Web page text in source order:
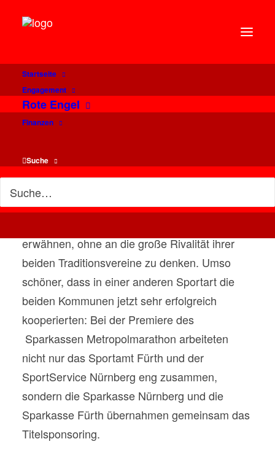
Startseite
Engagement
Rote Engel
Finanzen
Suche
Kleeblatt und Kaiserburg
als Dreamteam beim
Metropolmarathon
Zumindest für Fußballfans ist es schwierig die
erwähnen, ohne an die große Rivalität ihrer
beiden Traditionsvereine zu denken. Umso
schöner, dass in einer anderen Sportart die
beiden Kommunen jetzt sehr erfolgreich
kooperierten: Bei der Premiere des
Sparkassen Metropolmarathon arbeiteten
nicht nur das Sportamt Fürth und der
SportService Nürnberg eng zusammen,
sondern die Sparkasse Nürnberg und die
Sparkasse Fürth übernahmen gemeinsam das
Titelsponsoring.